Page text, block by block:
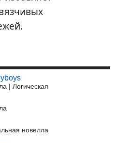
| Логическая
новелла